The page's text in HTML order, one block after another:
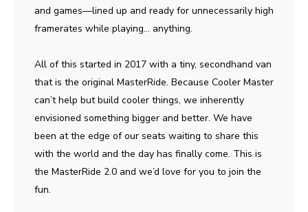
and games—lined up and ready for unnecessarily high
framerates while playing… anything.
All of this started in 2017 with a tiny, secondhand van
that is the original MasterRide. Because Cooler Master
can’t help but build cooler things, we inherently
envisioned something bigger and better. We have
been at the edge of our seats waiting to share this
with the world and the day has finally come. This is
the MasterRide 2.0 and we’d love for you to join the
fun.